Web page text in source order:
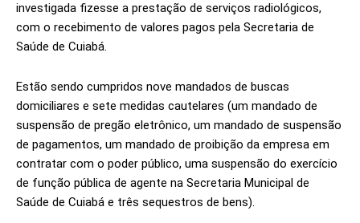
investigada fizesse a prestação de serviços radiológicos,
com o recebimento de valores pagos pela Secretaria de
Saúde de Cuiabá.
Estão sendo cumpridos nove mandados de buscas
domiciliares e sete medidas cautelares (um mandado de
suspensão de pregão eletrônico, um mandado de suspensão
de pagamentos, um mandado de proibição da empresa em
contratar com o poder público, uma suspensão do exercício
de função pública de agente na Secretaria Municipal de
Saúde de Cuiabá e três sequestros de bens).